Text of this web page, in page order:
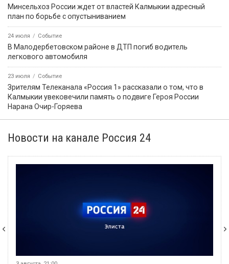
Минсельхоз России ждет от властей Калмыкии адресный
план по борьбе с опустыниванием
24 июля Событие
В Малодербетовском районе в ДТП погиб водитель
легкового автомобиля
23 июля Событие
Зрителям Телеканала «Россия 1» рассказали о том, что в
Калмыкии увековечили память о подвиге Героя России
Нарана Очир-Горяева
Новости на канале Россия 24